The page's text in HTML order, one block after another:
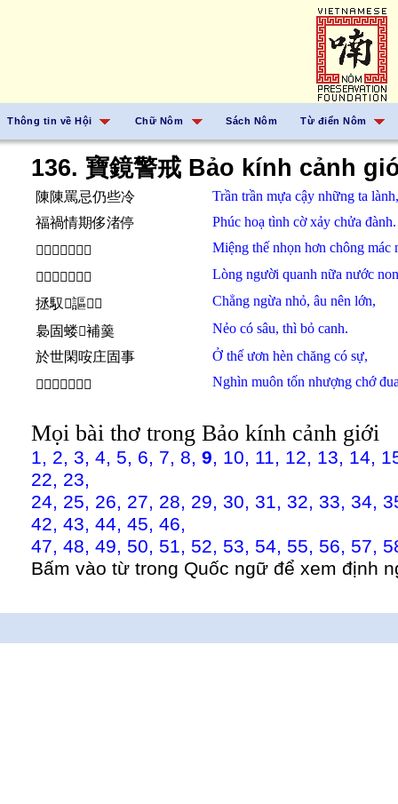
Thông tin về Hội Chữ Nôm Sách Nôm Từ điển Nôm
136. 寶鏡警戒 Bảo kính cảnh
陳陳罵忌仍些冷 Trần trần mựa cậy những ta lành,
福禍情期侈渚停
Phúc hoạ tình cờxảy chửa đành.
𠰘世悅欣蔠鏌悅
Miệng thế nhọn hơn chông mác
𢚸𠊚觥女渃𡽫觥
Lòng người quanh nữa nước
拯馭𡮈謳𢧚𱜝
Chẳng ngừa nhỏ, âu nên lớn,
裊固蝼𪰛補羹
Nẻo có sâu, thì bỏ canh.
於世閑咹庄固事
Ở thế ươn hèn chăng có sự,
𠦳𨷈遜讓渚都爭
Nghìn muôn tốn nhượng chớ
Mọi bài thơ trong Bảo kính cảnh giới
1, 2, 3, 4, 5, 6, 7, 8, 9, 10, 11, 12, 13, 14,
22, 23,
24, 25, 26, 27, 28, 29, 30, 31, 32, 33, 34,
42, 43, 44, 45, 46,
47, 48, 49, 50, 51, 52, 53, 54, 55, 56, 57,
Bấm vào từ trong Quốc ngữ để xem định